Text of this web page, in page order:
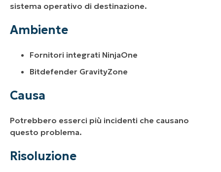
Risorse
sistema operativo di destinazione.
Ambiente
Fornitori integrati NinjaOne
Bitdefender GravityZone
Causa
Potrebbero esserci più incidenti che causano
questo problema.
Risoluzione